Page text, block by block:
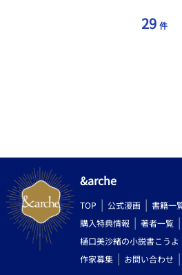
る性があり、女性はいません。男性妊
は卵で産まれます。R18が含まれる部
29 件
&arche
TOP 公式漫画 書籍一
購入特典情報
著者一覧
樋口美沙緒の小説書こうよ
作家募集
お問い合わせ